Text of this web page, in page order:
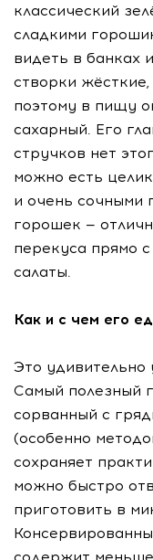
классический
сладкими
видеть в банках
створки
поэтому в пищу
сахарный. Его
стручков нет
можно есть
и очень сочными
горошек —
перекуса прямо
салаты.
Как и с чем его
Это удивительно
Самый полезный
сорванный с
(особенно
сохраняет
можно быстро
приготовить в